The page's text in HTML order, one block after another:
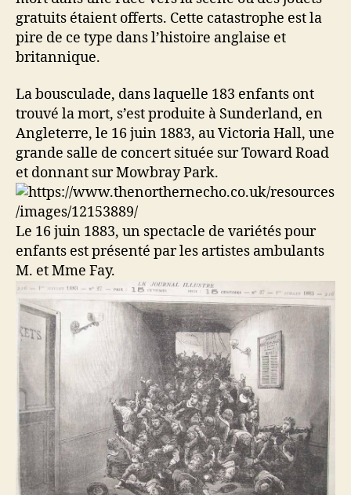
gratuits étaient offerts. Cette catastrophe est la
pire de ce type dans l’histoire anglaise et
britannique.
La bousculade, dans laquelle 183 enfants ont
trouvé la mort, s’est produite à Sunderland, en
Angleterre, le 16 juin 1883, au Victoria Hall, une
grande salle de concert située sur Toward Road
et donnant sur Mowbray Park.
Le 16 juin 1883, un spectacle de variétés pour
enfants est présenté par les artistes ambulants
M. et Mme Fay.